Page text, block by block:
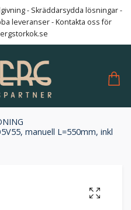
- Skräddarsydda lösningar -
leveranser - Kontakta oss för
manuell L=550mm, inkl